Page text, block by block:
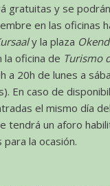
gratuitas y se
en las oficinas
y la plaza
la oficina de Turismo
a 20h de lunes a
En caso de
el mismo día
tendrá un aforo
la ocasión.